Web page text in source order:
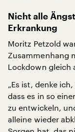
Nicht alle
Erkrankung
Moritz Petzold
Zusammenhang
Lockdown gleich
„Es ist, denke
dass es in so
zu entwickeln,
alleine wieder